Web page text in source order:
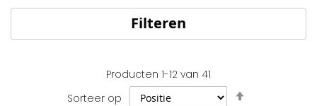
Filteren
Producten 1-12 van 41
Sorteer op